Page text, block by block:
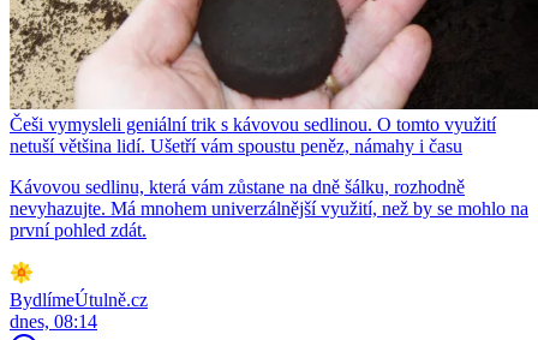
Češi vymysleli geniální trik s kávovou sedlinou. O tomto využití
netuší většina lidí. Ušetří vám spoustu peněz, námahy i času
Kávovou sedlinu, která vám zůstane na dně šálku, rozhodně
nevyhazujte. Má mnohem univerzálnější využití, než by se mohlo na
první pohled zdát.
BydlímeÚtulně.cz
dnes, 08:14